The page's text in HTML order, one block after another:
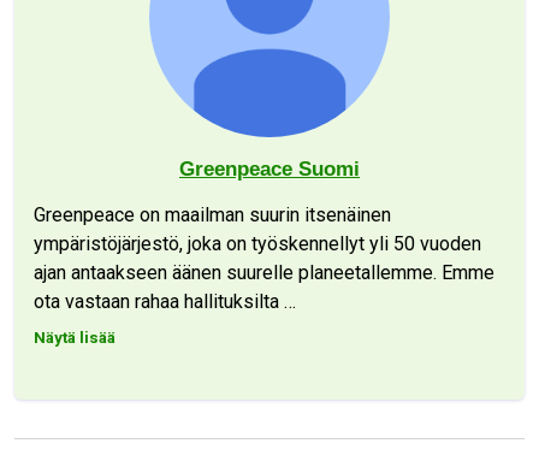
Greenpeace Suomi
Greenpeace on maailman suurin itsenäinen
ympäristöjärjestö, joka on työskennellyt yli 50 vuoden
ajan antaakseen äänen suurelle planeetallemme. Emme
ota vastaan rahaa hallituksilta …
Näytä lisää